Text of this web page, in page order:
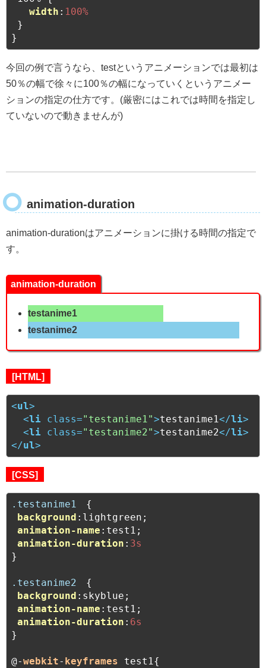
width : 100%
}
}
今回の例で言うなら、testというアニメーションでは最初は
50％の幅で徐々に100％の幅になっていくというアニメー
ションの指定の仕方です。(厳密にはこれでは時間を指定し
ていないので動きませんが)
animation-duration
animation-durationはアニメーションに掛ける時間の指定で
す。
animation-duration
testanime1
testanime2
[HTML]
<ul>
<li class="testanime1">testanime1</li>
<li class="testanime2">testanime2</li>
</ul>
[CSS]
.testanime1 {
background :lightgreen;
animation-name :test1;
animation-duration : 3s
}
.testanime2 {
background :skyblue;
animation-name :test1;
animation-duration : 6s
}
@-webkit- keyframes test1{